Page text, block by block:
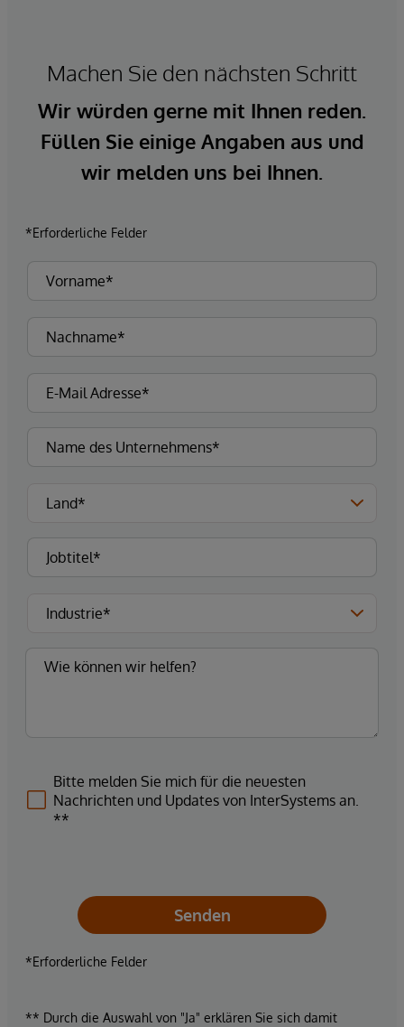
Machen Sie den nächsten Schritt
Wir würden gerne mit Ihnen reden.
Füllen Sie einige Angaben aus und
wir melden uns bei Ihnen.
*Erforderliche Felder
Bitte melden Sie mich für die neuesten
Nachrichten und Updates von InterSystems an.
**
Senden
*Erforderliche Felder
** Durch die Auswahl von "Ja" erklären Sie sich damit